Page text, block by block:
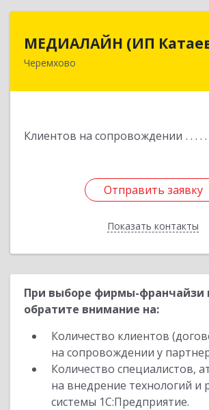
МЕДИАЛАЙН (ИП
Черемхово
Клиентов на сопровождении
Отправить заявку
Показать контакты
МЕДИАЛАЙН (ИП
665413, Иркутская обл, Черемхово
Отправить заявку
Назад
При выборе фирмы-франчайзи
обратите внимание на:
Количество клиентов
на сопровождении у
Количество специалистов,
на внедрение технологий и
системы 1С:Предприятие.